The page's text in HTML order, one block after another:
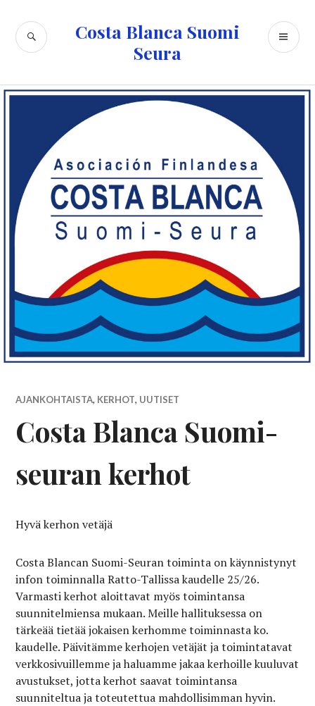
content
Costa Blanca Suomi
Seura
SEARCH
AJANKOHTAISTA, KERHOT, UUTISET
Costa Blanca Suomi-
seuran kerhot
Hyvä kerhon vetäjä
Costa Blancan Suomi-Seuran toiminta on käynnistynyt
infon toiminnalla Ratto-Tallissa kaudelle 25/26.
Varmasti kerhot aloittavat myös toimintansa
suunnitelmiensa mukaan. Meille hallituksessa on
tärkeää tietää jokaisen kerhomme toiminnasta ko.
kaudelle. Päivitämme kerhojen vetäjät ja toimintatavat
verkkosivuillemme ja haluamme jakaa kerhoille kuuluvat
avustukset, jotta kerhot saavat toimintansa
suunniteltua ja toteutettua mahdollisimman hyvin.